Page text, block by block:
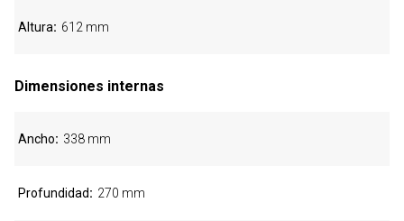
Altura 612 mm
Dimensiones internas
Ancho 338 mm
Profundidad 270 mm